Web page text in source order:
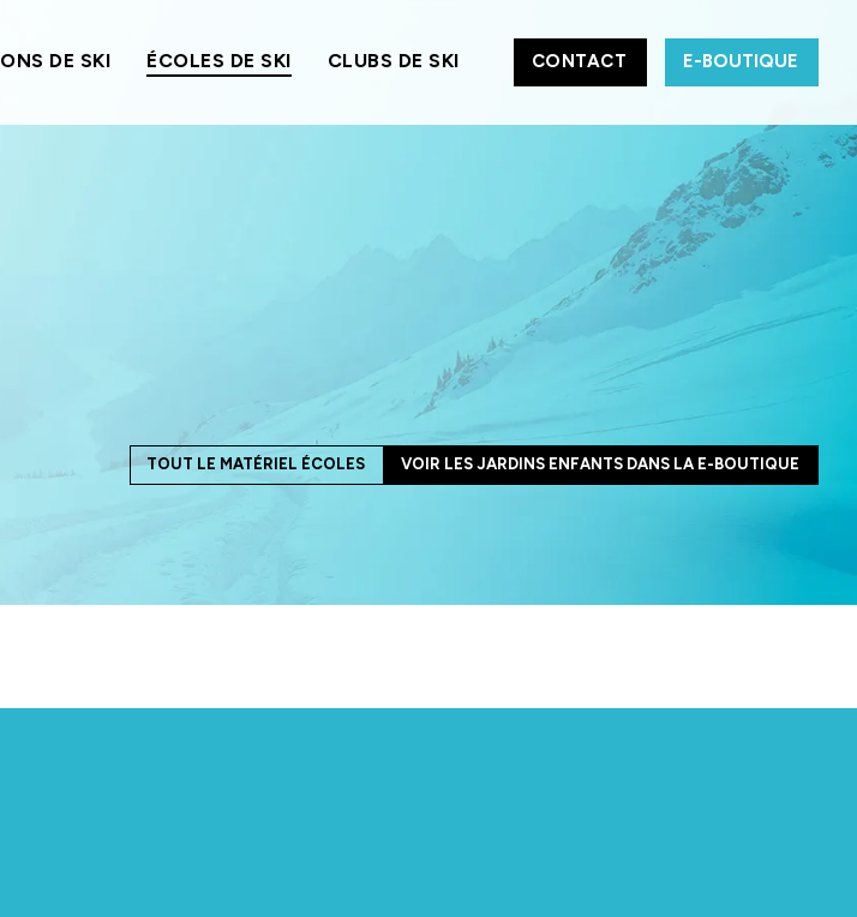
DE SKI ÉCOLES DE SKI CLUBS DE SKI CONTACT E-BOUTIQUE
TOUT LE MATÉRIEL ÉCOLES VOIR LES JARDINS ENFANTS DANS LA E-BOUTIQUE